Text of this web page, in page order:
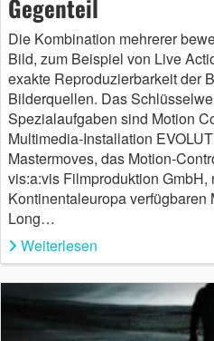
Gegenteil
Die Kombination mehrerer
Bild, zum Beispiel von Live
exakte Reproduzierbarkeit der
Bilderquellen. Das
Spezialaufgaben sind Motion
Multimedia-Installation
Mastermoves, das Motion-
vis:a:vis Filmproduktion GmbH,
Kontinentaleuropa
Long…
Weiterlesen